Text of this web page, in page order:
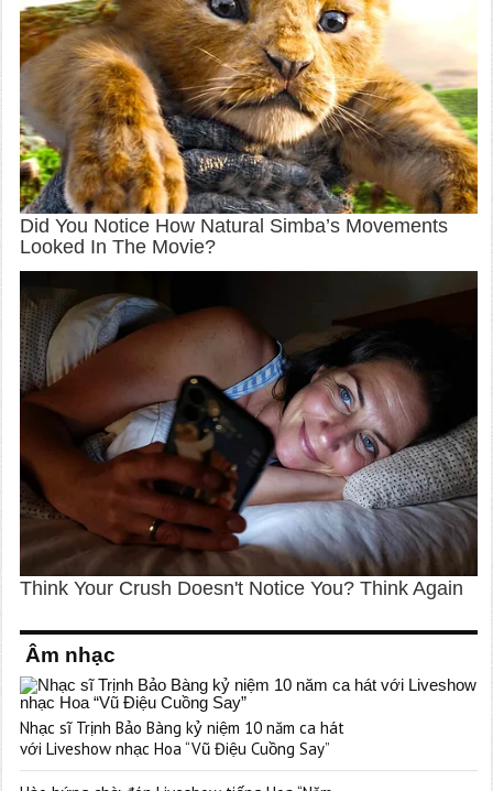
Âm nhạc
Nhạc sĩ Trịnh Bảo Bàng kỷ niệm 10 năm ca hát
với Liveshow nhạc Hoa “Vũ Điệu Cuồng Say”